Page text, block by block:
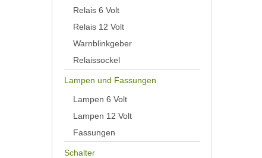
Relais 6 Volt
Relais 12 Volt
Warnblinkgeber
Relaissockel
Lampen und Fassungen
Lampen 6 Volt
Lampen 12 Volt
Fassungen
Schalter